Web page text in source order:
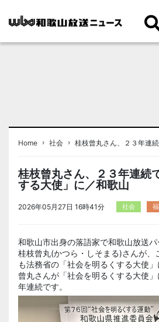
Home › 社会 › 桂枝曾丸さん、２３年連
桂枝曾丸さん、２３年連続
する大使」に／和歌山
2026年05月27日 16時41分 社会
和歌山市出身の落語家で和歌山放送
桂枝曾丸(かつら・しそまる)さんが、
も法務省の「社会を明るくする大使
曾丸さんが「社会を明るくする大使
年連続です。